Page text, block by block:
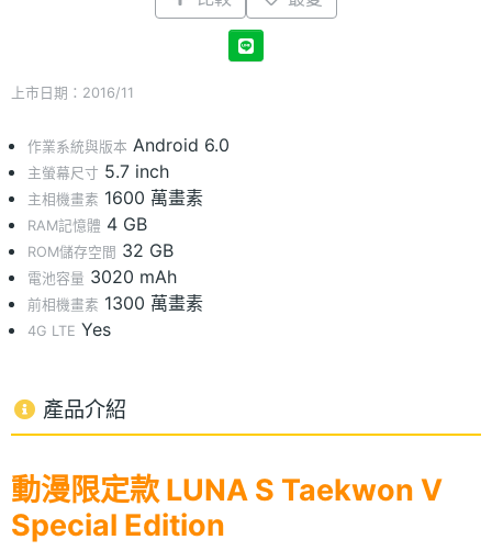
上市日期：2016/11
作業系統與版本 Android 6.0
主螢幕尺寸 5.7 inch
主相機畫素 1600 萬畫素
RAM記憶體 4 GB
ROM儲存空間 32 GB
電池容量 3020 mAh
前相機畫素 1300 萬畫素
4G LTE Yes
產品介紹
動漫限定款 LUNA S Taekwon V
Special Edition